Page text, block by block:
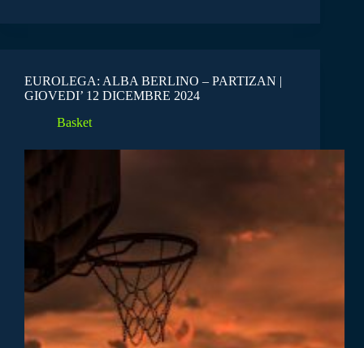
EUROLEGA: ALBA BERLINO – PARTIZAN |
GIOVEDI’ 12 DICEMBRE 2024
Basket